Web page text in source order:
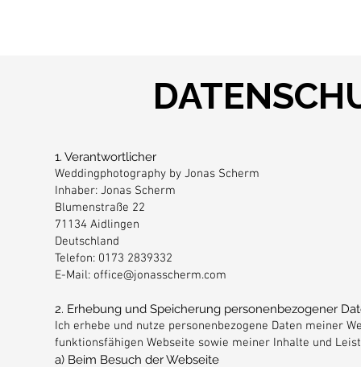
1. Verantwortlicher
Weddingphotography by Jonas Scherm
Inhaber: Jonas Scherm
Blumenstraße 22
71134 Aidlingen
Deutschland
Telefon: 0173 2839332
E-Mail: office@jonasscherm.com
2. Erhebung und Speicherung personenbezogener
Ich erhebe und nutze personenbezogene Daten meiner
funktionsfähigen Webseite sowie meiner Inhalte und
a) Beim Besuch der Webseite